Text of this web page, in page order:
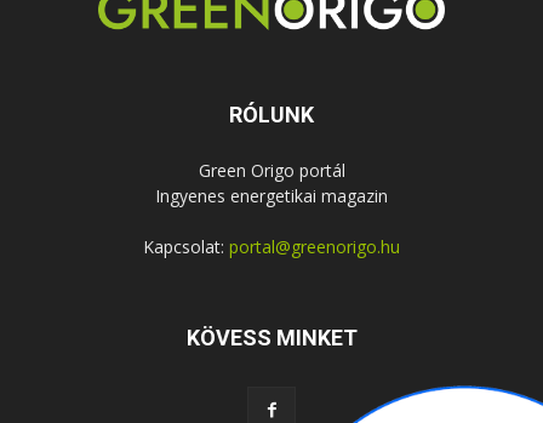
RÓLUNK
Green Origo portál
Ingyenes energetikai magazin
Kapcsolat: portal@greenorigo.hu
KÖVESS MINKET